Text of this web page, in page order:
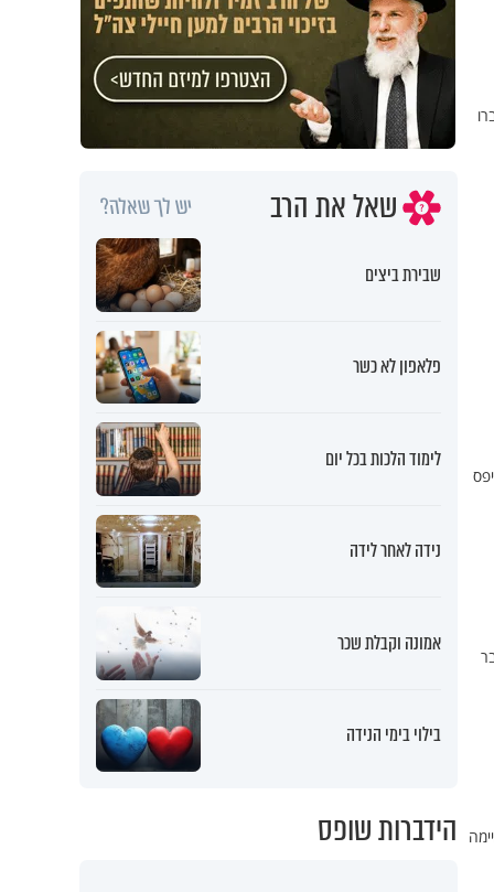
שאל את הרב יש לך שאלה?
שבירת ביצים
פלאפון לא כשר
לימוד הלכות בכל יום
נידה לאחר לידה
אמונה וקבלת שכר
בילוי בימי הנידה
הידברות שופס